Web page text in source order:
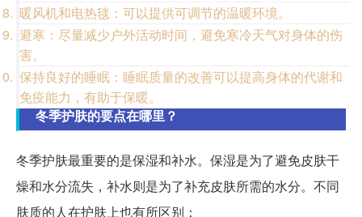
暖风机和电热毯：可以提供可调节的温暖环境。
避寒：尽量减少户外活动时间，避免寒冷天气对身体的伤
害。
保持良好的睡眠：睡眠质量的改善可以提高身体的代谢和
免疫能力，有助于保暖。
冬季护肤的要点在哪里？
冬季护肤最重要的是保湿和补水。保湿是为了避免皮肤干
燥和水分流失，补水则是为了补充皮肤所需的水分。不同
肤质的人在护肤上也有所区别：